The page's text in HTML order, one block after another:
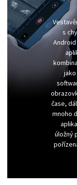
s
čase,
mnoho
úložný